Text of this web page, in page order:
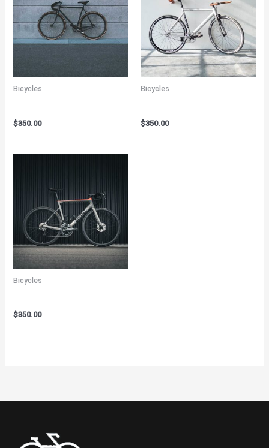
Bicycles
$350.00
Bicycles
$350.00
Bicycles
$350.00